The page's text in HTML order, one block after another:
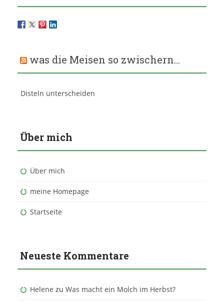
was die Meisen so zwischern…
Disteln unterscheiden
Über mich
Über mich
meine Homepage
Startseite
Neueste Kommentare
Helene zu Was macht ein Molch im Herbst?